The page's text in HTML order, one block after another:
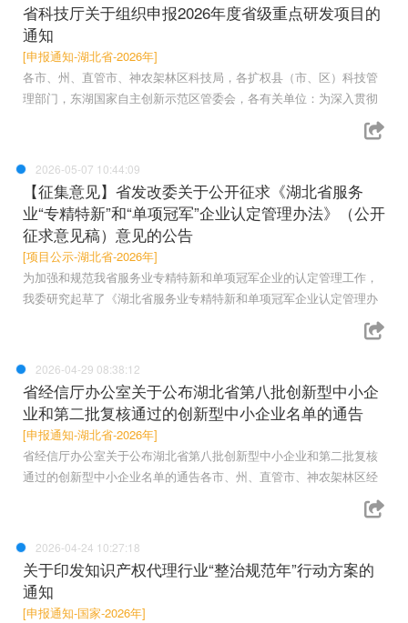
省科技厅关于组织申报2026年度省级重点研发项目的
通知
[申报通知-湖北省-2026年]
各市、州、直管市、神农架林区科技局，各扩权县（市、区）科技管
理部门，东湖国家自主创新示范区管委会，各有关单位：为深入贯彻
2026-05-07 10:44:09
【征集意见】省发改委关于公开征求《湖北省服务
业“专精特新”和“单项冠军”企业认定管理办法》（公开
征求意见稿）意见的公告
[项目公示-湖北省-2026年]
为加强和规范我省服务业专精特新和单项冠军企业的认定管理工作，
我委研究起草了《湖北省服务业专精特新和单项冠军企业认定管理办
2026-04-29 08:38:12
省经信厅办公室关于公布湖北省第八批创新型中小企
业和第二批复核通过的创新型中小企业名单的通告
[申报通知-湖北省-2026年]
省经信厅办公室关于公布湖北省第八批创新型中小企业和第二批复核
通过的创新型中小企业名单的通告各市、州、直管市、神农架林区经
2026-04-24 10:27:18
关于印发知识产权代理行业“整治规范年”行动方案的
通知
[申报通知-国家-2026年]